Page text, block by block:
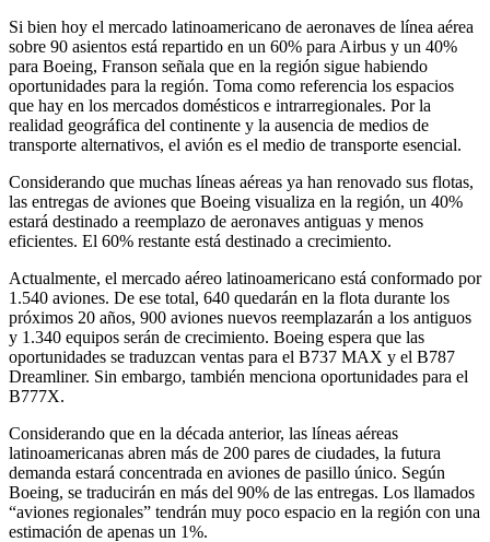
Si bien hoy el mercado latinoamericano de aeronaves de línea aérea
sobre 90 asientos está repartido en un 60% para Airbus y un 40%
para Boeing, Franson señala que en la región sigue habiendo
oportunidades para la región. Toma como referencia los espacios
que hay en los mercados domésticos e intrarregionales. Por la
realidad geográfica del continente y la ausencia de medios de
transporte alternativos, el avión es el medio de transporte esencial.
Considerando que muchas líneas aéreas ya han renovado sus flotas,
las entregas de aviones que Boeing visualiza en la región, un 40%
estará destinado a reemplazo de aeronaves antiguas y menos
eficientes. El 60% restante está destinado a crecimiento.
Actualmente, el mercado aéreo latinoamericano está conformado por
1.540 aviones. De ese total, 640 quedarán en la flota durante los
próximos 20 años, 900 aviones nuevos reemplazarán a los antiguos
y 1.340 equipos serán de crecimiento. Boeing espera que las
oportunidades se traduzcan ventas para el B737 MAX y el B787
Dreamliner. Sin embargo, también menciona oportunidades para el
B777X.
Considerando que en la década anterior, las líneas aéreas
latinoamericanas abren más de 200 pares de ciudades, la futura
demanda estará concentrada en aviones de pasillo único. Según
Boeing, se traducirán en más del 90% de las entregas. Los llamados
“aviones regionales” tendrán muy poco espacio en la región con una
estimación de apenas un 1%.